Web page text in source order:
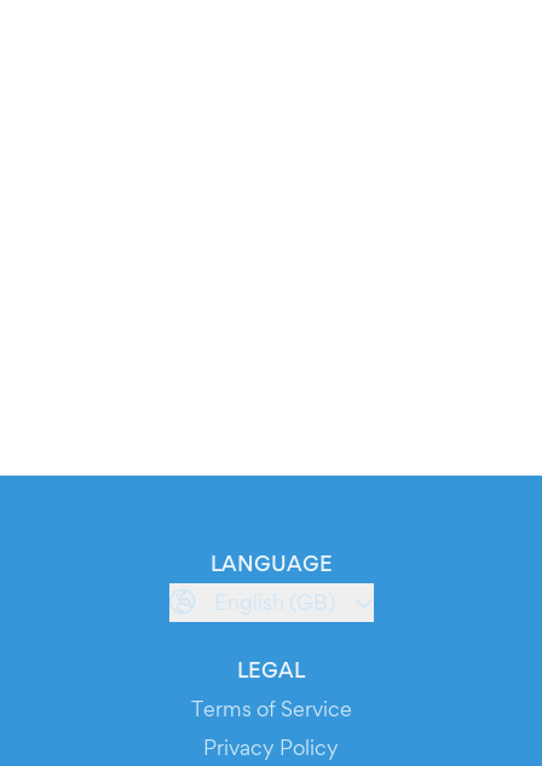
LANGUAGE
English (GB)
LEGAL
Terms of Service
Privacy Policy